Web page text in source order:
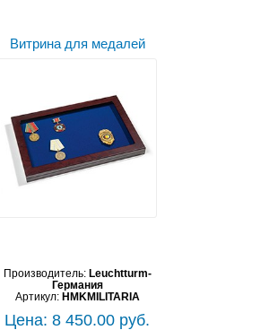
Витрина для медалей
Производитель: Leuchtturm-
Германия
Артикул: HMKMILITARIA
Цена: 8 450.00 руб.